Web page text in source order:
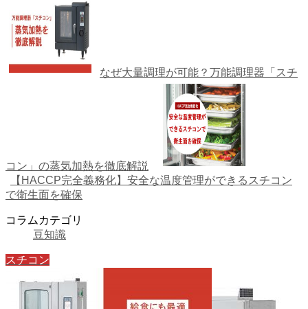
なぜ大量調理が可能？万能調理器「スチ
コン」の蒸気加熱を徹底解説
【HACCP完全義務化】安全な温度管理ができるスチコン
で衛生面を確保
コラムカテゴリ
豆知識
スチコン